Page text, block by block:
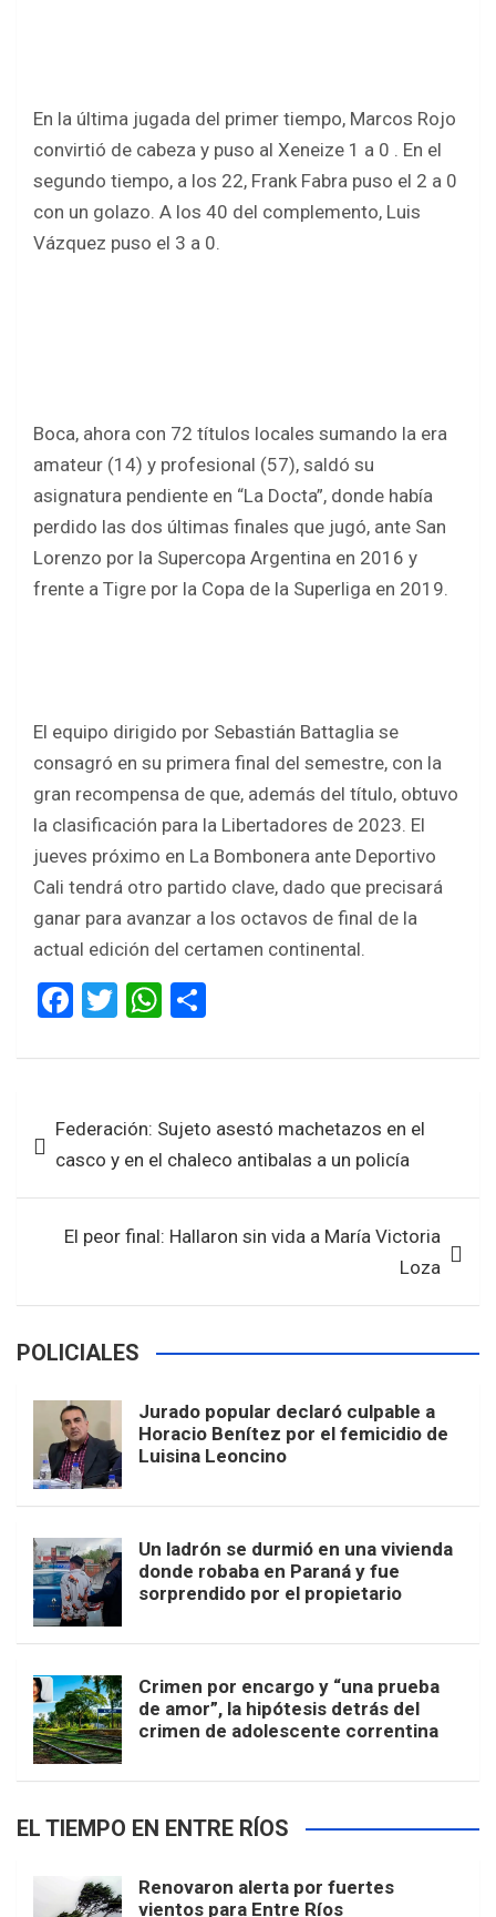
En la última jugada del primer tiempo, Marcos Rojo
convirtió de cabeza y puso al Xeneize 1 a 0 . En el
segundo tiempo, a los 22, Frank Fabra puso el 2 a 0
con un golazo. A los 40 del complemento, Luis
Vázquez puso el 3 a 0.
Boca, ahora con 72 títulos locales sumando la era
amateur (14) y profesional (57), saldó su
asignatura pendiente en “La Docta”, donde había
perdido las dos últimas finales que jugó, ante San
Lorenzo por la Supercopa Argentina en 2016 y
frente a Tigre por la Copa de la Superliga en 2019.
El equipo dirigido por Sebastián Battaglia se
consagró en su primera final del semestre, con la
gran recompensa de que, además del título, obtuvo
la clasificación para la Libertadores de 2023. El
jueves próximo en La Bombonera ante Deportivo
Cali tendrá otro partido clave, dado que precisará
ganar para avanzar a los octavos de final de la
actual edición del certamen continental.
F
ce
o
o
k
T
tt
W
at
A
p
p
ar
de
entradas
Federación: Sujeto asestó machetazos en el
casco y en el chaleco antibalas a un policía
El peor final: Hallaron sin vida a María Victoria
Loza
POLICIALES
Jurado popular declaró culpable a
Horacio Benítez por el femicidio de
Luisina Leoncino
Un ladrón se durmió en una vivienda
donde robaba en Paraná y fue
sorprendido por el propietario
Crimen por encargo y “una prueba
de amor”, la hipótesis detrás del
crimen de adolescente correntina
EL TIEMPO EN ENTRE RÍOS
Renovaron alerta por fuertes
vientos para Entre Ríos